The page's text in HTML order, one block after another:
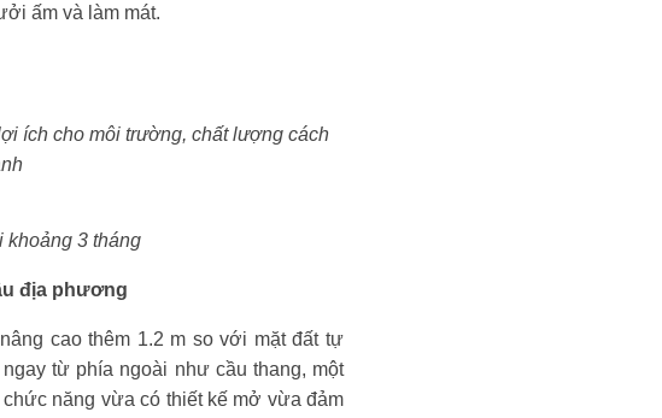
ấm và làm mát.
ích cho môi trường, chất lượng cách
khoảng 3 tháng
địa phương
cao thêm 1.2 m so với mặt đất tự
từ phía ngoài như cầu thang, một
năng vừa có thiết kế mở vừa đảm